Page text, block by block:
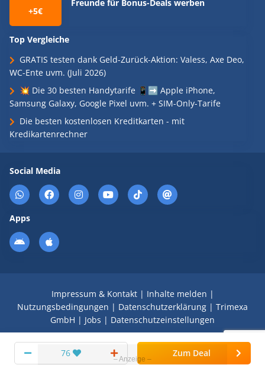
76 Zum Deal
+5€
Freunde für Bonus-Deals werben
Top Vergleiche
GRATIS testen dank Geld-Zurück-Aktion: Valess, Axe Deo,
WC-Ente uvm. (Juli 2026)
💥 Die 30 besten Handytarife 📱➡️ Apple iPhone,
Samsung Galaxy, Google Pixel uvm. + SIM-Only-Tarife
Die besten kostenlosen Kreditkarten - mit
Kredikartenrechner
Social Media
Apps
Impressum & Kontakt| Inhalte melden |
Nutzungsbedingungen | Datenschutzerklärung | Trimexa
GmbH | Jobs | Datenschutzeinstellungen
© 2008 - 2026 Schnäppchen Blog mit Doktortitel -
DealDoktor.de